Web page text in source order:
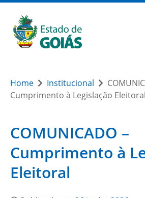
Home Institucional
Cumprimento à Legislação Eleitoral
COMUNICADO –
Cumprimento à
Eleitoral